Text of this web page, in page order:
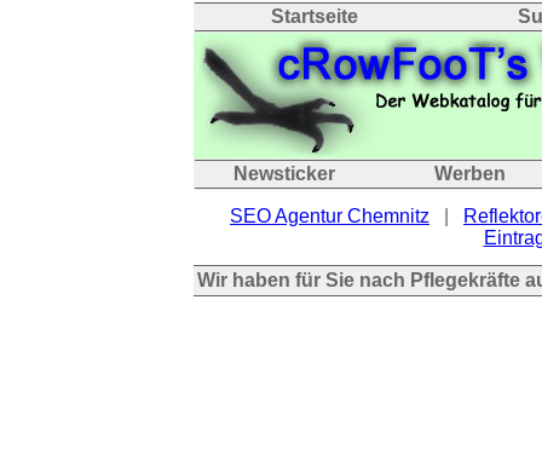
Startseite
Newsticker Werben
SEO Agentur Chemnitz
Wir haben für Sie nach Pflegekräfte